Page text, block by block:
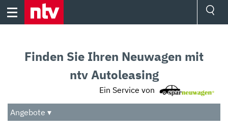
Skip
Audio
Das Beste
Finden Sie Ihren Neuwagen mit
ntv Autoleasing
Ein Service von
Angebote ▾